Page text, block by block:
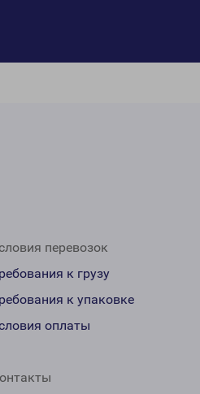
перевозок
к грузу
к упаковке
оплаты